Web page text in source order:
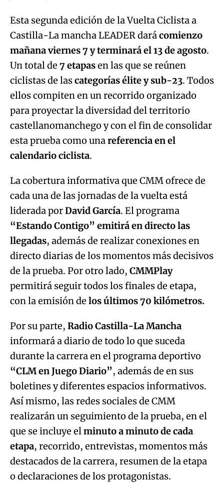
Esta segunda edición de la Vuelta Ciclista a
Castilla-La mancha LEADER darácomienzo
mañana viernes 7 y terminará el 13 de agosto.
Un total de 7 etapasen las que se reúnen
ciclistas de lascategorías élite y sub-23. Todos
ellos compiten en un recorrido organizado
para proyectar la diversidad del territorio
castellanomanchego y con el fin de consolidar
esta prueba como unareferencia en el
calendario ciclista.
La cobertura informativa que CMM ofrece de
cada una de las jornadas de la vuelta está
liderada porDavid García. El programa
“Estando Contigo” emitirá en directo las
llegadas, además de realizar conexiones en
directo diarias de los momentos más decisivos
de la prueba. Por otro lado, CMMPlay
permitirá seguir todos los finales de etapa,
con la emisión de los últimos 70 kilómetros.
Por su parte, Radio Castilla-La Mancha
informará a diario de todo lo que suceda
durante la carrera en el programa deportivo
“CLM en Juego Diario”, además de en sus
boletines y diferentes espacios informativos.
Así mismo, las redes sociales de CMM
realizarán un seguimiento de la prueba, en el
que se incluye elminuto a minuto de cada
etapa, recorrido, entrevistas, momentos más
destacados de la carrera, resumen de la etapa
o declaraciones de los protagonistas.